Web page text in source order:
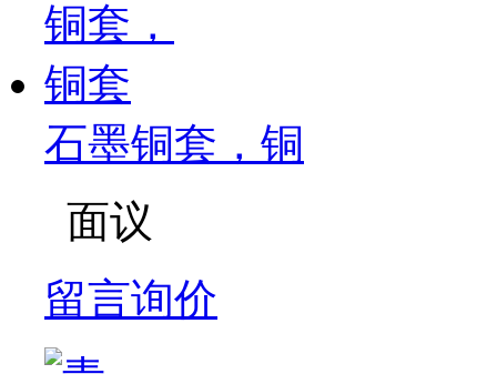
石墨铜套，铜
面议
留言询价